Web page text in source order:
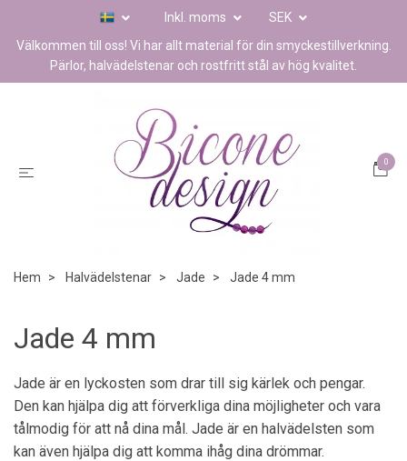
Inkl. moms
SEK
Välkommen till oss! Vi har allt material för din smyckestillverkning.
Pärlor, halvädelstenar och rostfritt stål av hög kvalitet.
0
Hem Halvädelstenar Jade Jade 4 mm
Jade 4 mm
Jade är en lyckosten som drar till sig kärlek och pengar.
Den kan hjälpa dig att förverkliga dina möjligheter och vara
tålmodig för att nå dina mål. Jade är en halvädelsten som
kan även hjälpa dig att komma ihåg dina drömmar.